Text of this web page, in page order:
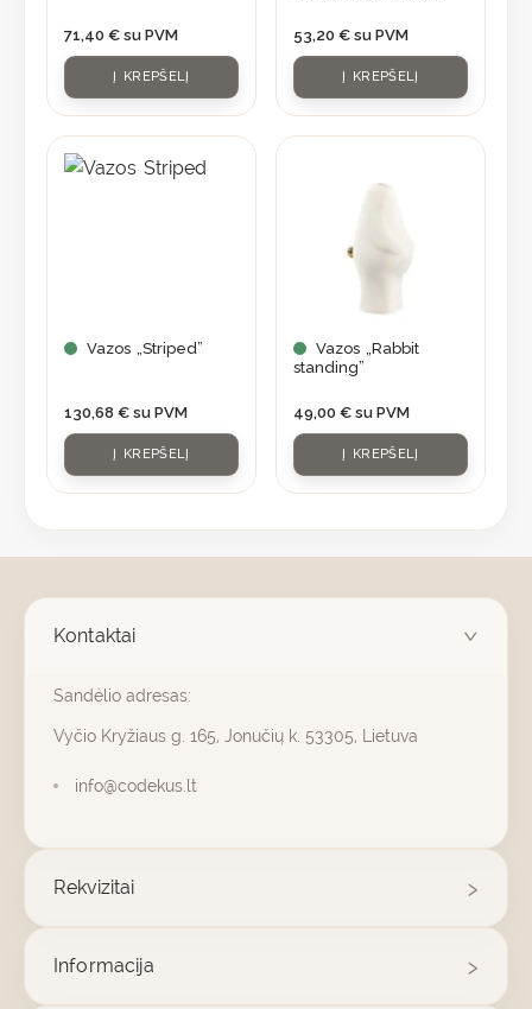
71,40 € su PVM
Į KREPŠELĮ
53,20 € su PVM
Į KREPŠELĮ
Vazos „Striped”
130,68 € su PVM
Į KREPŠELĮ
Vazos „Rabbit
standing”
49,00 € su PVM
Į KREPŠELĮ
Kontaktai
Sandėlio adresas:
Vyčio Kryžiaus g. 165, Jonučių k. 53305, Lietuva
info@codekus.lt
Rekvizitai
Informacija